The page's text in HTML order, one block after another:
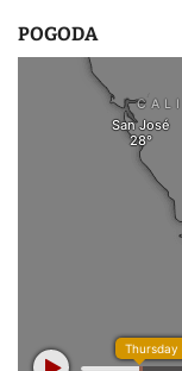
POGODA